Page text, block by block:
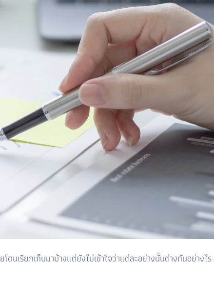
นเรียกเก็บมาบ้างแต่ยังไม่เข้าใจว่าแต่ละอย่างนั้นต่างกันอย่างไร